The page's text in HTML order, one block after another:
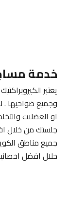
خدمة
يعتبر
وجميع ضواحيها .
او العضلات
جلستك من خلال
جميع مناطق
خلال افضل